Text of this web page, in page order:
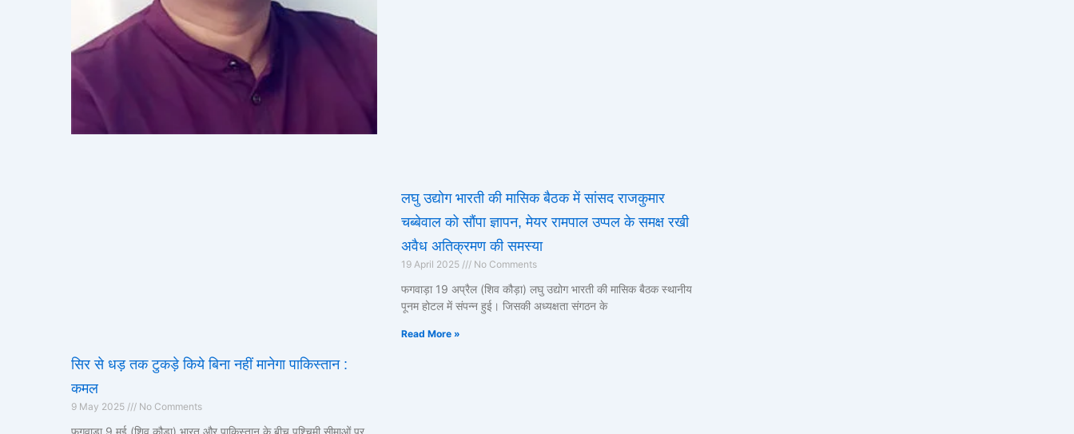
सिर से धड़ तक टुकड़े किये बिना नहीं मानेगा पाकिस्तान :
कमल
9 May 2025 No Comments
फगवाड़ा 9 मई (शिव कौड़ा) भारत और पाकिस्तान के बीच पश्चिमी सीमाओं पर
लघु उद्योग भारती की मासिक बैठक में सांसद राजकुमार
चब्बेवाल को सौंपा ज्ञापन, मेयर रामपाल उप्पल के समक्ष रखी
अवैध अतिक्रमण की समस्या
19 April 2025 No Comments
फगवाड़ा 19 अप्रैल (शिव कौड़ा) लघु उद्योग भारती की मासिक बैठक स्थानीय
पूनम होटल में संपन्न हुई। जिसकी अध्यक्षता संगठन के
Read More »